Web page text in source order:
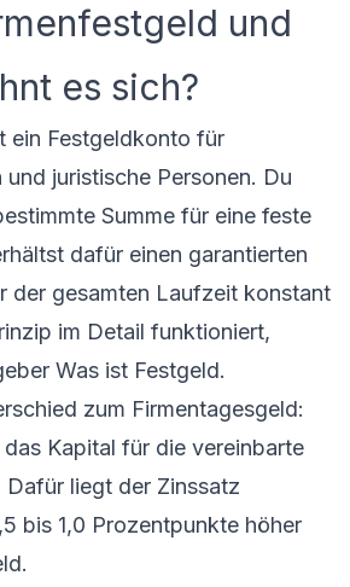
und
es sich?
ein Festgeldkonto für
juristische Personen. Du
Summe für eine feste
dafür einen garantierten
der gesamten Laufzeit konstant
im Detail funktioniert,
Was ist Festgeld.
zum Firmentagesgeld:
Kapital für die vereinbarte
Dafür liegt der Zinssatz
bis 1,0 Prozentpunkte höher